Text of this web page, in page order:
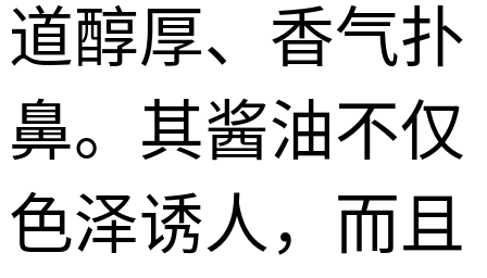
道醇厚、香气扑
鼻。其酱油不仅
色泽诱人，而且